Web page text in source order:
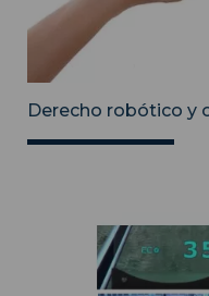
Derecho robótico y